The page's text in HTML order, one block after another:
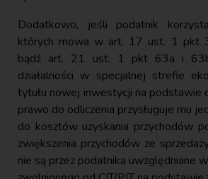
Dodatkowo, jeśli podatnik
których mowa w art. 17 ust. 1 pkt
bądź art. 21 ust. 1 pkt 63a i
działalności w specjalnej strefie
tytułu nowej inwestycji na podstawie
prawo do odliczenia przysługuje mu
do kosztów uzyskania przychodów
zwiększenia przychodów ze
nie są przez podatnika uwzględniane